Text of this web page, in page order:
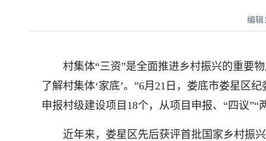
编辑
村集体“三资”是全面推进乡村振兴的重要物
了解村集体‘家底’。”6月21日，娄底市娄星区
申报村级建设项目18个，从项目申报、“四议
近年来，娄星区先后获评首批国家乡村振兴